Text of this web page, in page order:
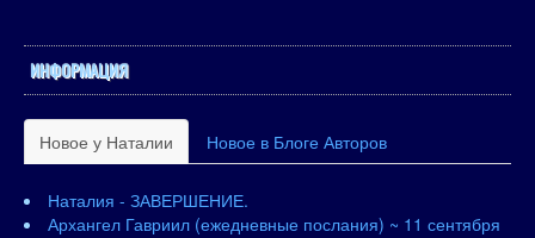
ИНФОРМАЦИЯ
Новое у Наталии Новое в Блоге Авторов
Наталия - ЗАВЕРШЕНИЕ.
Архангел Гавриил (ежедневные послания) ~ 11 сентября